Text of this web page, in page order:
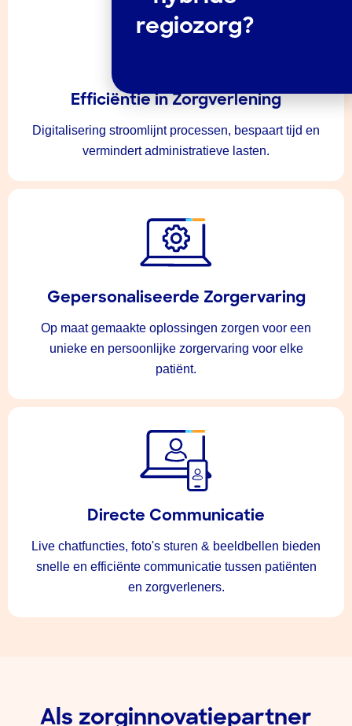
Efficiëntie in Zorgverlening
Digitalisering stroomlijnt processen, bespaart tijd en
vermindert administratieve lasten.
Gepersonaliseerde Zorgervaring
Op maat gemaakte oplossingen zorgen voor een
unieke en persoonlijke zorgervaring voor elke
patiënt.
Directe Communicatie
Live chatfuncties, foto's sturen & beeldbellen bieden
snelle en efficiënte communicatie tussen patiënten
en zorgverleners.
Als zorginnovatiepartner
regiozorg?